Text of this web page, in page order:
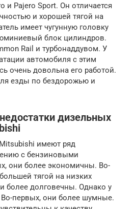
и Pajero Sport. Он отличается
и хорошей тягой на
имеет чугунную головку
блок цилиндров.
Rail и турбонаддувом. У
автомобиля с этим
очень довольна его работой.
езды по бездорожью и
дизельных
имеют ряд
с бензиновыми
они более экономичны. Во-
тягой на низких
более долговечны. Однако у
Во-первых, они более шумные.